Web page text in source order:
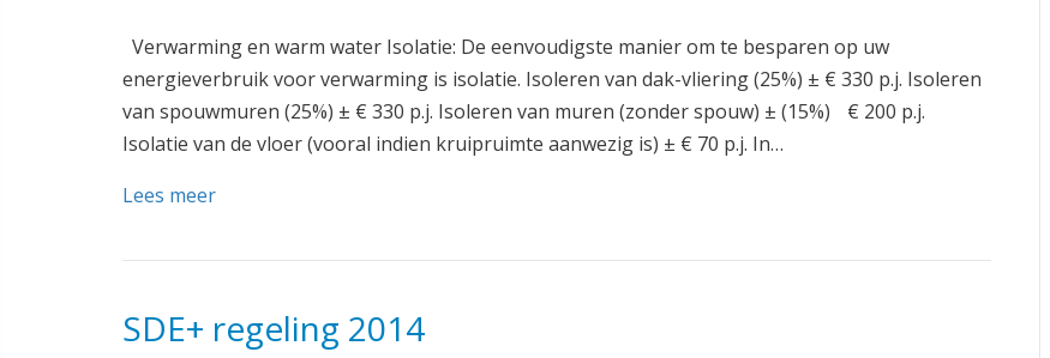
Verwarming en warm water Isolatie: De eenvoudigste manier om te besparen op uw
energieverbruik voor verwarming is isolatie. Isoleren van dak-vliering (25%) ± € 330 p.j. Isoleren
van spouwmuren (25%) ± € 330 p.j. Isoleren van muren (zonder spouw) ± (15%) € 200 p.j.
Isolatie van de vloer (vooral indien kruipruimte aanwezig is) ± € 70 p.j. In…
Lees meer
SDE+ regeling 2014